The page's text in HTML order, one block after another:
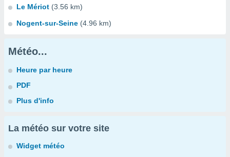
Le Mériot (3.56 km)
Nogent-sur-Seine (4.96 km)
Météo...
Heure par heure
PDF
Plus d'info
La météo sur votre site
Widget météo